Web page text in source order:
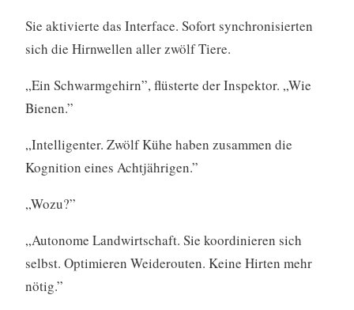
Sie aktivierte das Interface. Sofort synchronisierten
sich die Hirnwellen aller zwölf Tiere.
„Ein Schwarmgehirn”, flüsterte der Inspektor. „Wie
Bienen.”
„Intelligenter. Zwölf Kühe haben zusammen die
Kognition eines Achtjährigen.”
„Wozu?”
„Autonome Landwirtschaft. Sie koordinieren sich
selbst. Optimieren Weiderouten. Keine Hirten mehr
nötig.”